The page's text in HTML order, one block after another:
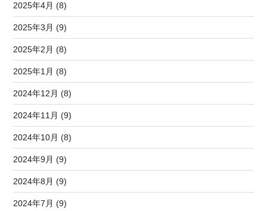
2025年4月 (8)
2025年3月 (9)
2025年2月 (8)
2025年1月 (8)
2024年12月 (8)
2024年11月 (9)
2024年10月 (8)
2024年9月 (9)
2024年8月 (9)
2024年7月 (9)